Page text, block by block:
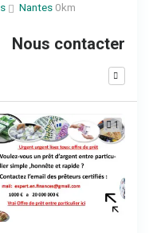
Nantes 0km
Nous contacter
1